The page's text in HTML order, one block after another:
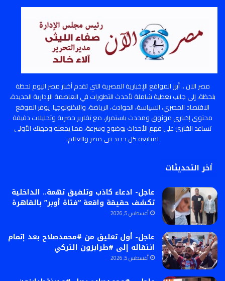
مصر الان .. أبرز المواقع الإخبارية المصرية التي تقدم أخبار مصر اليوم لحظة
بلحظة، إلى جانب تغطية شاملة لأحدث التطورات في العاصمة الإدارية الجديدة،
الاقتصاد المصري، السياسة، الحوادث، الرياضة، والتكنولوجيا. يوفر الموقع
محتوى إخباري موثوق ومحدث باستمرار، مع تقارير حصرية وتحليلات دقيقة
تساعد القارئ على فهم الأحداث بوضوح وسرعة، مما يجعله وجهتك الأولى
لمتابعة كل جديد في مصر والعالم.
أخر التحديثات
عاجل- ادعاء كاذب وتلفيق تهمة.. الداخلية
تكشف حقيقة واقعة “فتاة أوبر” بالقاهرة
أغسطس 5, 2026
عاجل- أول تعليق من #محمدصلاح بعد إتمام
انتقاله إلى #طرابزون التركي
أغسطس 5, 2026